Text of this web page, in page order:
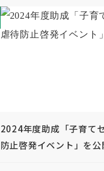
2024年度助成「子育て
防止啓発イベント」を